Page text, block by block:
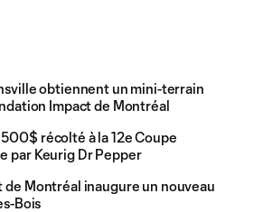
obtiennent un mini-terrain
Impact de Montréal
récolté à la 12e Coupe
par Keurig Dr Pepper
de Montréal inaugure un nouveau
Bois